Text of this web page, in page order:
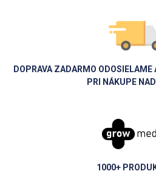
DOPRAVA ZADARMO ODOSIELAME
PRI NÁKUPE
1000+